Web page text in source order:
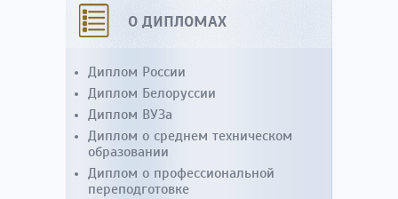
О ДИПЛОМАХ
Диплом России
Диплом Белоруссии
Диплом ВУЗа
Диплом о среднем техническом
образовании
Диплом о профессиональной
переподготовке